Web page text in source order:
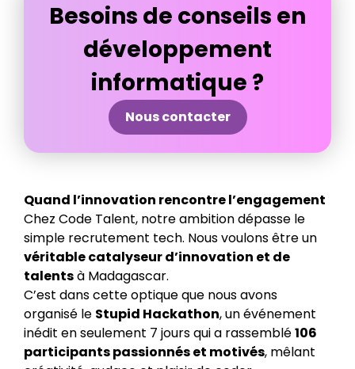
Besoins de conseils en
développement
informatique ?
Nous contacter
Quand l’innovation rencontre l’engagement
Chez Code Talent, notre ambition dépasse le
simple recrutement tech. Nous voulons être un
véritable catalyseur d’innovation et de
talentsà Madagascar.
C’est dans cette optique que nous avons
organisé le Stupid Hackathon, un événement
inédit en seulement 7 jours qui a rassemblé106
participants passionnés et motivés, mêlant